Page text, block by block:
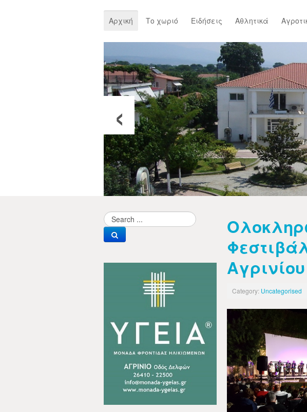
Αρχική Το χωριό Ειδήσεις Αθλητικά
‹
Αγρινίου
Category: Uncategorised